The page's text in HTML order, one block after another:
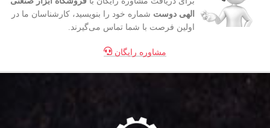
الهی دوست شماره خود را بنویسید، کارشناسان ما در
اولین فرصت با شما تماس می‌گیرند.
مشاوره رایگان